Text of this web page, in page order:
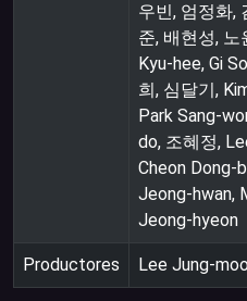
우빈, 엄정화,
준, 배현성, 노
Kyu-hee, Gi
희, 심달기,
Park Sang-
do, 조혜정,
Cheon Dong-
Jeong-hwan,
Jeong-hyeon
Productores Lee Jung-